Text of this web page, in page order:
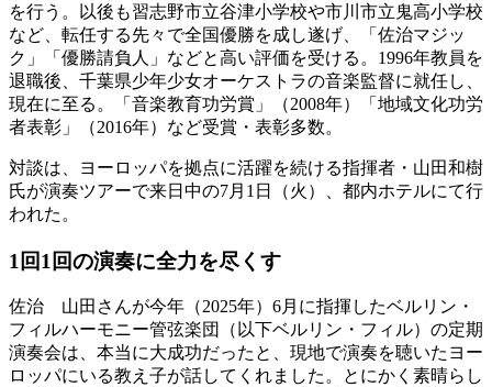
を行う。以後も習志野市立谷津小学校や市川市立鬼高小学校
など、転任する先々で全国優勝を成し遂げ、「佐治マジッ
ク」「優勝請負人」などと高い評価を受ける。1996年教員を
退職後、千葉県少年少女オーケストラの音楽監督に就任し、
現在に至る。「音楽教育功労賞」（2008年）「地域文化功労
者表彰」（2016年）など受賞・表彰多数。
対談は、ヨーロッパを拠点に活躍を続ける指揮者・山田和樹
氏が演奏ツアーで来日中の7月1日（火）、都内ホテルにて行
われた。
1回1回の演奏に全力を尽くす
佐治 山田さんが今年（2025年）6月に指揮したベルリン・
フィルハーモニー管弦楽団（以下ベルリン・フィル）の定期
演奏会は、本当に大成功だったと、現地で演奏を聴いたヨー
ロッパにいる教え子が話してくれました。とにかく素晴らし